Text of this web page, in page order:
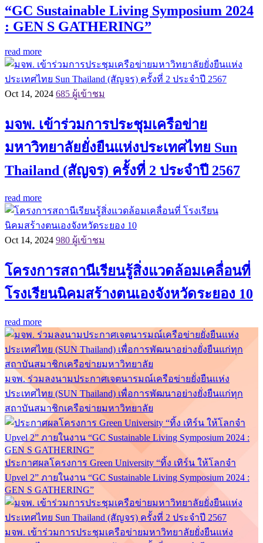
“GC Sustainable Living Symposium 2024
: GEN S GATHERING”
read more
Oct 14, 2024 685 ผู้เข้าชม
มจพ. เข้าร่วมการประชุมเครือข่าย
มหาวิทยาลัยยั่งยืนแห่งประเทศไทย Sun
Thailand (สัญจร) ครั้งที่ 2 ประจำปี 2567
read more
Oct 14, 2024 980 ผู้เข้าชม
โครงการสถานีเรียนรู้สิ่งแวดล้อมเคลื่อนที่
โรงเรียนนิคมสร้างตนเองจังหวัดระยอง 10
read more
มจพ. ร่วมลงนามประกาศเจตนารมณ์เครือข่ายยั่งยืนแห่ง
ประเทศไทย (SUN Thailand) เพื่อการพัฒนาอย่างยั่งยืนแก่ทุก
สถาบันสมาชิกเครือข่ายมหาวิทยาลัย
ประกาศผลโครงการ Green University “ทิ้ง เทิร์น ให้โลกจำ
Upvel 2” ภายในงาน “GC Sustainable Living Symposium 2024 :
GEN S GATHERING”
มจพ. เข้าร่วมการประชุมเครือข่ายมหาวิทยาลัยยั่งยืนแห่ง